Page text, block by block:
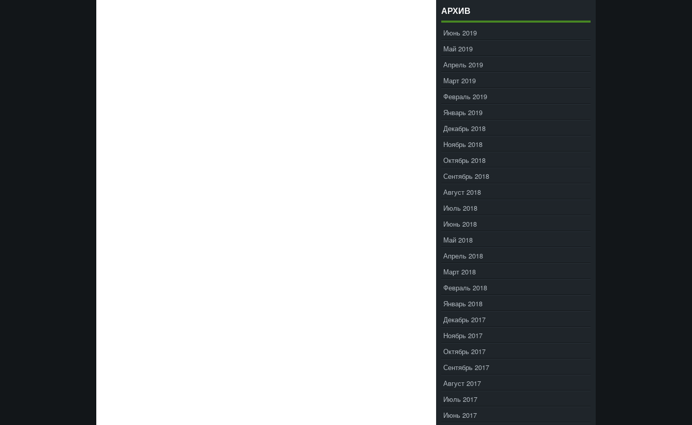
АРХИВ
Июнь 2019
Май 2019
Апрель 2019
Март 2019
Февраль 2019
Январь 2019
Декабрь 2018
Ноябрь 2018
Октябрь 2018
Сентябрь 2018
Август 2018
Июль 2018
Июнь 2018
Май 2018
Апрель 2018
Март 2018
Февраль 2018
Январь 2018
Декабрь 2017
Ноябрь 2017
Октябрь 2017
Сентябрь 2017
Август 2017
Июль 2017
Июнь 2017